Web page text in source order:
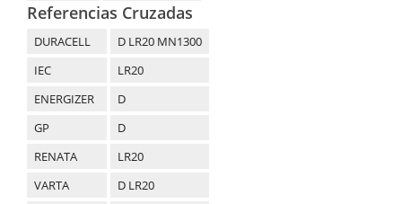
Referencias Cruzadas
DURACELL
D LR20 MN1300
IEC
LR20
ENERGIZER
D
GP
D
RENATA
LR20
VARTA
D LR20